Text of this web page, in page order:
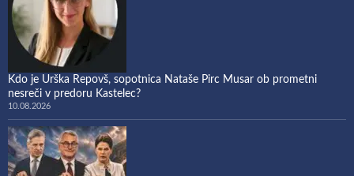
Kdo je Urška Repovš, sopotnica Nataše Pirc Musar ob prometni
nesreči v predoru Kastelec?
10.08.2026